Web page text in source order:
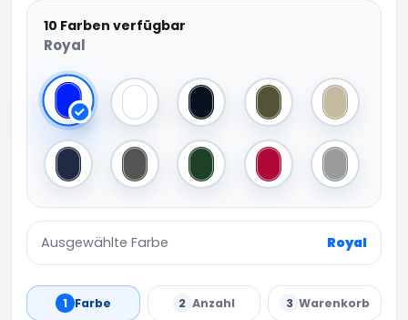
10 Farben verfügbar
Royal
Royal White Black Olive Khaki
Navy Dark Grey Bottle GreenRed Grey
Ausgewählte Farbe Royal
1 Farbe 2 Anzahl 3 Warenkorb